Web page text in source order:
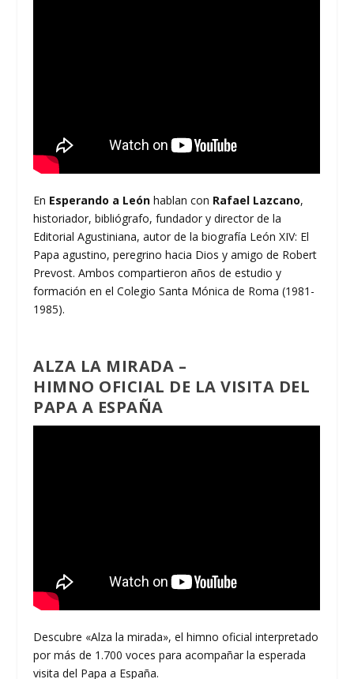
En Esperando a León hablan con Rafael Lazcano,
historiador, bibliógrafo, fundador y director de la
Editorial Agustiniana, autor de la biografía León XIV: El
Papa agustino, peregrino hacia Dios y amigo de Robert
Prevost. Ambos compartieron años de estudio y
formación en el Colegio Santa Mónica de Roma (1981-
1985).
ALZA LA MIRADA –
HIMNO OFICIAL DE LA VISITA DEL
PAPA A ESPAÑA
Descubre «Alza la mirada», el himno oficial interpretado
por más de 1.700 voces para acompañar la esperada
visita del Papa a España.